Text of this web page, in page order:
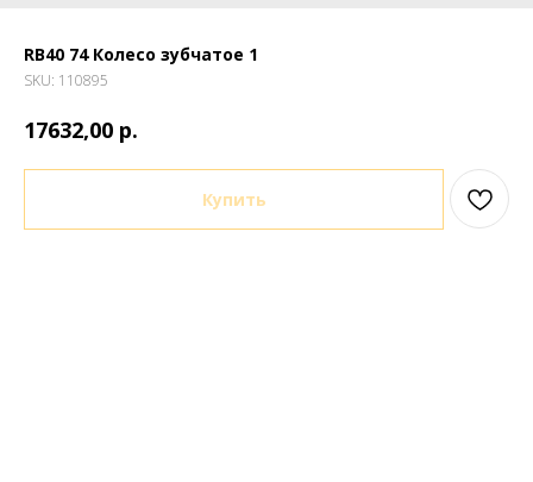
RB40 74 Колесо зубчатое 1
SKU: 110895
17632,00 р.
Купить